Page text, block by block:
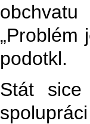
„Problém
podotkl.
Stát sice